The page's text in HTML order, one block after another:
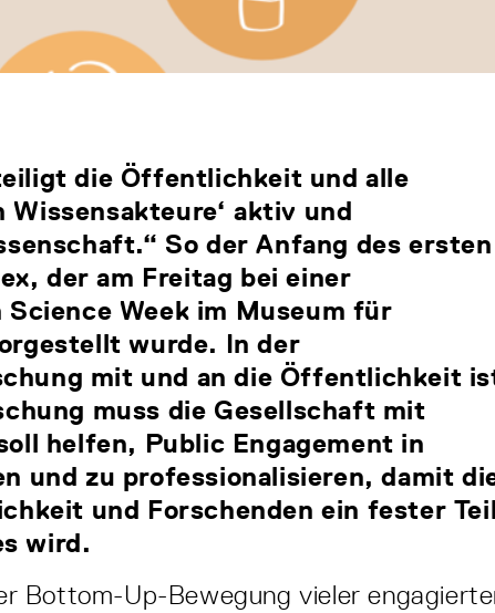
die Öffentlichkeit und alle
Wissensakteure‘ aktiv und
So der Anfang des ersten
der am Freitag bei einer
Week im Museum für
wurde. In der
mit und an die Öffentlichkeit
muss die Gesellschaft mit
helfen, Public Engagement in
und zu professionalisieren, damit
und Forschenden ein fester Teil
wird.
Bottom-Up-Bewegung vieler